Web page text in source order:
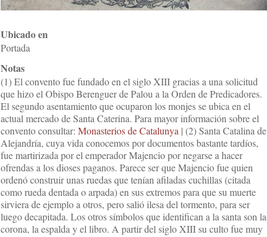
Ubicado en
Portada
Notas
(1) El convento fue fundado en el siglo XIII gracias a una solicitud
que hizo el Obispo Berenguer de Palou a la Orden de Predicadores.
El segundo asentamiento que ocuparon los monjes se ubica en el
actual mercado de Santa Caterina. Para mayor información sobre el
convento consultar: Monasterios de Catalunya | (2) Santa Catalina de
Alejandría, cuya vida conocemos por documentos bastante tardíos,
fue martirizada por el emperador Majencio por negarse a hacer
ofrendas a los dioses paganos. Parece ser que Majencio fue quien
ordenó construir unas ruedas que tenían afiladas cuchillas (citada
como rueda dentada o arpada) en sus extremos para que su muerte
sirviera de ejemplo a otros, pero salió ilesa del tormento, para ser
luego decapitada. Los otros símbolos que identifican a la santa son la
corona, la espalda y el libro. A partir del siglo XIII su culto fue muy